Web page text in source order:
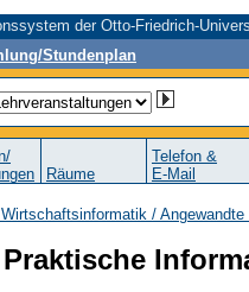
der Otto-Friedrich-
Stundenplan
Räume
Telefon &
E-Mail
/